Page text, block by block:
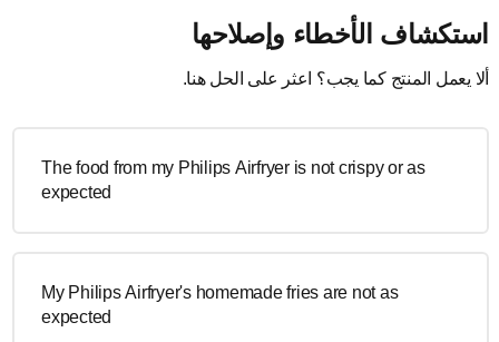
استكشاف الأخطاء وإصلاحها
ألا يعمل المنتج كما يجب؟ اعثر على الحل هنا.
The food from my Philips Airfryer is not crispy or as
expected
My Philips Airfryer's homemade fries are not as
expected